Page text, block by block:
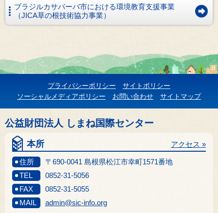
ブラジルカサパーバ市における環境教育支援事業
（JICA草の根技術協力事業）
プライバシーポリシー
サイトポリシー
ソーシャルメディアポリシー
お問い合わせ サイトマップ
公益財団法人 しまね国際センター
本所
住所 〒690-0041 島根県松江市幸町1571番地
アクセス »
TEL
0852-31-5056
FAX
0852-31-5055
MAIL
admin@sic-info.org